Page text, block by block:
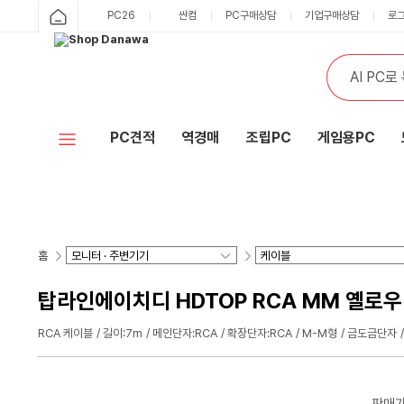
PC26 싼컴 PC구매상담 기업구매상담 로
PC견적 역경매 조립PC 게임용PC
홈
탑라인에이치디 HDTOP RCA MM 옐
RCA 케이블 길이:7m 메인단자:RCA 확장단자:RCA M-M형 금도금단자